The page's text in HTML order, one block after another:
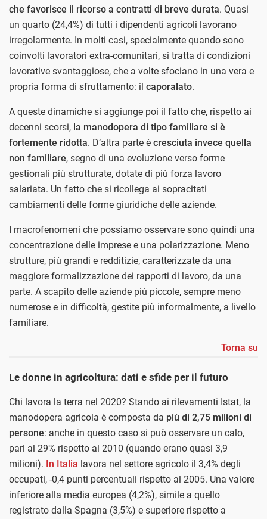
che favorisce il ricorso a contratti di breve durata. Quasi
un quarto (24,4%) di tutti i dipendenti agricoli lavorano
irregolarmente. In molti casi, specialmente quando sono
coinvolti lavoratori extra-comunitari, si tratta di condizioni
lavorative svantaggiose, che a volte sfociano in una vera e
propria forma di sfruttamento: il caporalato.
A queste dinamiche si aggiunge poi il fatto che, rispetto ai
decenni scorsi, la manodopera di tipo familiare si è
fortemente ridotta. D’altra parte è cresciuta invece quella
non familiare, segno di una evoluzione verso forme
gestionali più strutturate, dotate di più forza lavoro
salariata. Un fatto che si ricollega ai sopracitati
cambiamenti delle forme giuridiche delle aziende.
I macrofenomeni che possiamo osservare sono quindi una
concentrazione delle imprese e una polarizzazione. Meno
strutture, più grandi e redditizie, caratterizzate da una
maggiore formalizzazione dei rapporti di lavoro, da una
parte. A scapito delle aziende più piccole, sempre meno
numerose e in difficoltà, gestite più informalmente, a livello
familiare.
Torna su
Le donne in agricoltura: dati e sfide per il futuro
Chi lavora la terra nel 2020? Stando ai rilevamenti Istat, la
manodopera agricola è composta da più di 2,75 milioni di
persone: anche in questo caso si può osservare un calo,
pari al 29% rispetto al 2010 (quando erano quasi 3,9
milioni). In Italia lavora nel settore agricolo il 3,4% degli
occupati, -0,4 punti percentuali rispetto al 2005. Una valore
inferiore alla media europea (4,2%), simile a quello
registrato dalla Spagna (3,5%) e superiore rispetto a